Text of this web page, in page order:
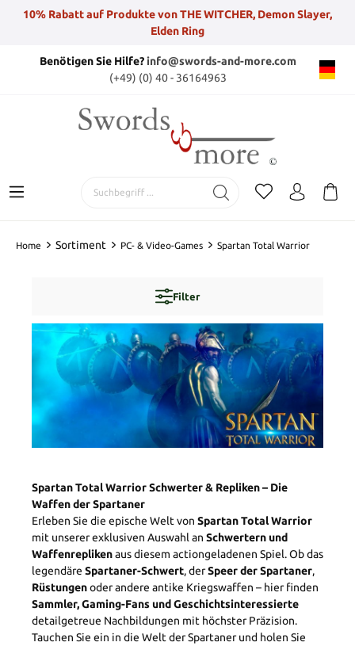
10% Rabatt auf Produkte von THE WITCHER, Demon Slayer,
Elden Ring
Benötigen Sie Hilfe?info@swords-and-more.com
(+49) (0) 40 - 36164963
Home Sortiment PC- & Video-Games Spartan Total Warrior
Filter
Spartan Total Warrior Schwerter & Repliken – Die
Waffen der Spartaner
Erleben Sie die epische Welt von Spartan Total Warrior
mit unserer exklusiven Auswahl an Schwertern und
Waffenreplikenaus diesem actiongeladenen Spiel. Ob das
legendäre Spartaner-Schwert, derSpeer der Spartaner,
Rüstungenoder andere antike Kriegswaffen – hier finden
Sammler, Gaming-Fans und Geschichtsinteressierte
detailgetreue Nachbildungen mit höchster Präzision.
Tauchen Sie ein in die Welt der Spartaner und holen Sie